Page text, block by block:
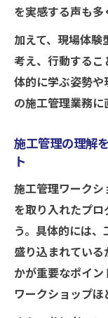
とは
現場目
イント
施工管
ト
事例
方法
工程管理や
施工管
法
現場で
理術
を実感する声も多
加えて、現場体
考え、行動する
体的に学ぶ姿勢
の施工管理業務に
施工管理の理解
ト
施工管理ワーク
を取り入れたプ
う。具体的には
盛り込まれてい
かが重要なポイ
ワークショップほ